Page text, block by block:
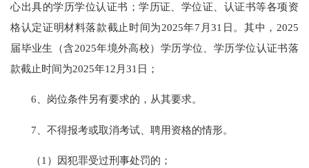
心出具的学历学位认证书；学历证、学位证、认证书等各项资
格认定证明材料落款截止时间为2025年7月31日。其中，2025
届毕业生（含2025年境外高校）学历学位、学历学位认证书落
款截止时间为2025年12月31日；
6、岗位条件另有要求的，从其要求。
7、不得报考或取消考试、聘用资格的情形。
（1）因犯罪受过刑事处罚的；